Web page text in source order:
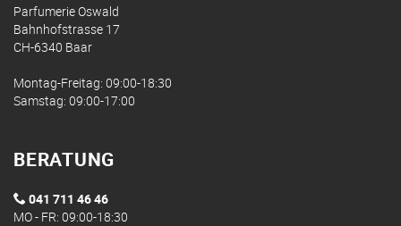
Parfumerie Oswald
Bahnhofstrasse 17
CH-6340 Baar
Montag-Freitag: 09:00-18:30
Samstag: 09:00-17:00
BERATUNG
041 711 46 46
MO - FR: 09:00-18:30